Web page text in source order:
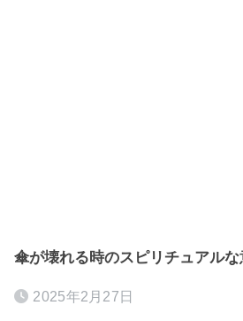
傘が壊れる時のスピリチュアル
2025年2月27日